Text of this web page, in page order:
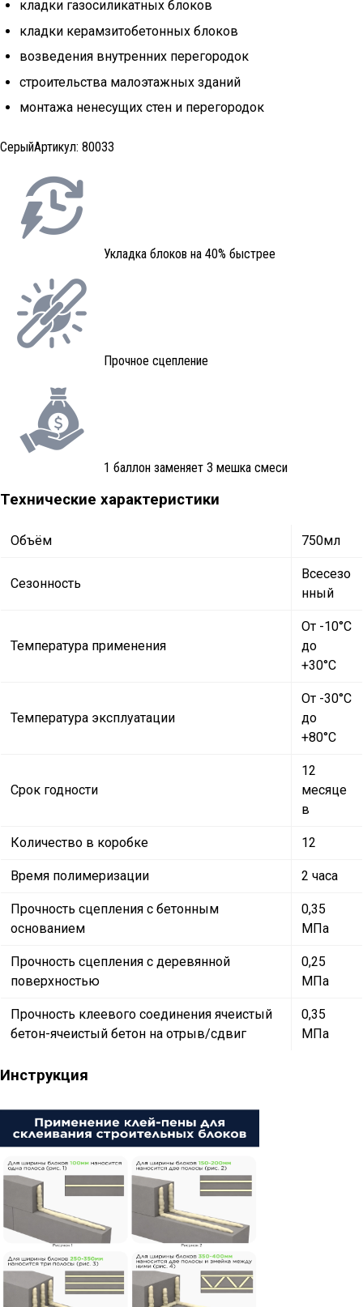
кладки газосиликатных блоков
кладки керамзитобетонных блоков
возведения внутренних перегородок
строительства малоэтажных зданий
монтажа ненесущих стен и перегородок
СерыйАртикул: 80033
Укладка блоков на 40% быстрее
Прочное сцепление
1 баллон заменяет 3 мешка смеси
Технические характеристики
Объём 750мл
Сезонность
Всесезо
нный
Температура применения
От -10°С
до
+30°С
Температура эксплуатации
От -30°С
до
+80°С
Срок годности
12
месяце
в
Количество в коробке 12
Время полимеризации 2 часа
Прочность сцепления с бетонным
основанием
0,35
МПа
Прочность сцепления с деревянной
поверхностью
0,25
МПа
Прочность клеевого соединения ячеистый
бетон-ячеистый бетон на отрыв/сдвиг
0,35
МПа
Инструкция